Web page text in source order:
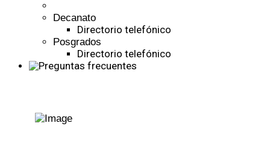
Decanato
Directorio telefónico
Posgrados
Directorio telefónico